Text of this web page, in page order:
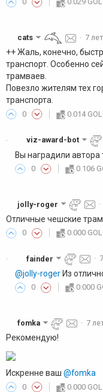
cats · 7
++ Жаль, конечно,
транспорт. Особенно
трамваев.
Повезло жителям тех
транспорта.
0 0.014
· viz-award-bot
Вы наградили автора
0 0.106
jolly-roger ·
Отличные чешские
0 0.000
· fainder ·
@jolly-roger Из
0 0.000
fomka · 7
Рекомендую!
Искренне ваш @fomka
0 0.000